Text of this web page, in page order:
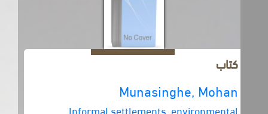
Munasinghe, Mohan
Informal settlements, environmental